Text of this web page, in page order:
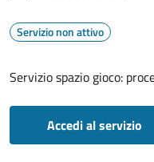
Servizio non attivo
Servizio spazio gioco:
Accedi al servizio